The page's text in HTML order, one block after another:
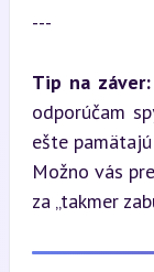
---
Tip na záver:
odporúčam
ešte
Možno vás
za „takmer